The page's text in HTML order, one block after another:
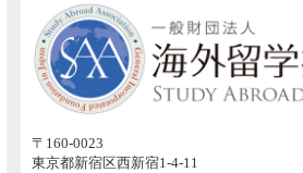
〒160-0023
東京都新宿区西新宿1-4-11